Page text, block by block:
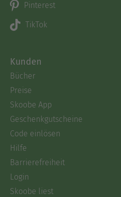
Pinterest
TikTok
Kunden
Bücher
Preise
Skoobe App
Geschenkgutscheine
Code einlösen
Hilfe
Barrierefreiheit
Login
Skoobe liest